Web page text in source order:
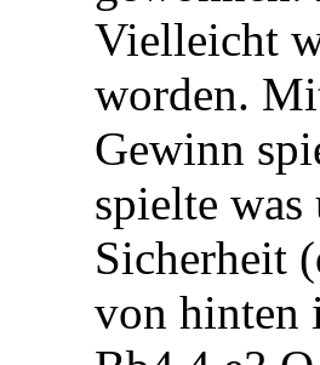
Vielleicht
worden.
Gewinn
spielte
Sicherheit
von hinten